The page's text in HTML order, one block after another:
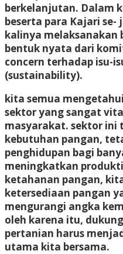
berkelanjutan. Dalam
beserta para Kajari
kalinya melaksanakan
bentuk nyata dari
concern terhadap isu-
(sustainability).
kita semua
sektor yang sangat
masyarakat. sektor ini
kebutuhan pangan,
penghidupan bagi
meningkatkan
ketahanan pangan,
ketersediaan pangan
mengurangi angka
oleh karena itu,
pertanian harus
utama kita bersama.